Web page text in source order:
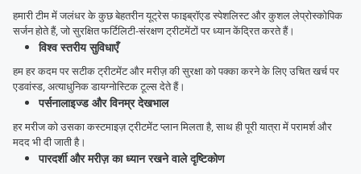
हमारी टीम में जलंधर के कुछ बेहतरीन यूट्रेस फाइब्रॉएड स्पेशलिस्ट और कुशल लेप्रोस्कोपिक
सर्जन होते हैं, जो सुरक्षित फर्टिलिटी-संरक्षण ट्रीटमेंटों पर ध्यान केंद्रित करते हैं।
विश्व स्तरीय सुविधाएँ
हम हर कदम पर सटीक ट्रीटमेंट और मरीज़ की सुरक्षा को पक्का करने के लिए उचित खर्च पर
एडवांस्ड, अत्याधुनिक डायग्नोस्टिक ​​टूल्स देते हैं।
पर्सनालाइज्ड और विनम्र देखभाल
हर मरीज को उसका कस्टमाइज़ ट्रीटमेंट प्लान मिलता है, साथ ही पूरी यात्रा में परामर्श और
मदद भी दी जाती है।
पारदर्शी और मरीज़ का ध्यान रखने वाले दृष्टिकोण